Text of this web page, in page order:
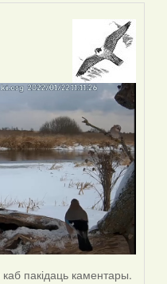
каб пакідаць каментары.